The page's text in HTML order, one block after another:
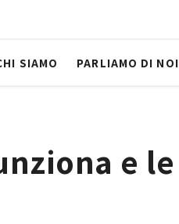
SIAMO PARLIAMO DI NOI
e le